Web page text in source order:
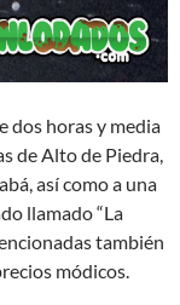
dos horas y media
de Alto de Piedra,
así como a una
llamado “La
también
módicos.